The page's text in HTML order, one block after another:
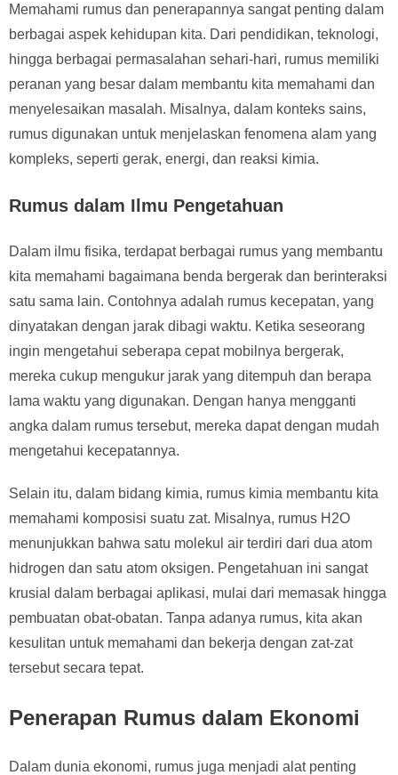
Memahami rumus dan penerapannya sangat penting dalam
berbagai aspek kehidupan kita. Dari pendidikan, teknologi,
hingga berbagai permasalahan sehari-hari, rumus memiliki
peranan yang besar dalam membantu kita memahami dan
menyelesaikan masalah. Misalnya, dalam konteks sains,
rumus digunakan untuk menjelaskan fenomena alam yang
kompleks, seperti gerak, energi, dan reaksi kimia.
Rumus dalam Ilmu Pengetahuan
Dalam ilmu fisika, terdapat berbagai rumus yang membantu
kita memahami bagaimana benda bergerak dan berinteraksi
satu sama lain. Contohnya adalah rumus kecepatan, yang
dinyatakan dengan jarak dibagi waktu. Ketika seseorang
ingin mengetahui seberapa cepat mobilnya bergerak,
mereka cukup mengukur jarak yang ditempuh dan berapa
lama waktu yang digunakan. Dengan hanya mengganti
angka dalam rumus tersebut, mereka dapat dengan mudah
mengetahui kecepatannya.
Selain itu, dalam bidang kimia, rumus kimia membantu kita
memahami komposisi suatu zat. Misalnya, rumus H2O
menunjukkan bahwa satu molekul air terdiri dari dua atom
hidrogen dan satu atom oksigen. Pengetahuan ini sangat
krusial dalam berbagai aplikasi, mulai dari memasak hingga
pembuatan obat-obatan. Tanpa adanya rumus, kita akan
kesulitan untuk memahami dan bekerja dengan zat-zat
tersebut secara tepat.
Penerapan Rumus dalam Ekonomi
Dalam dunia ekonomi, rumus juga menjadi alat penting